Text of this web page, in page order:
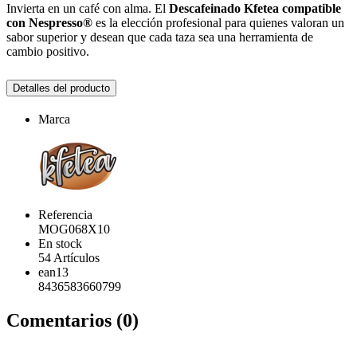
Invierta en un café con alma. El Descafeinado Kfetea compatible
con Nespresso® es la elección profesional para quienes valoran un
sabor superior y desean que cada taza sea una herramienta de
cambio positivo.
Detalles del producto
Marca
Referencia
MOG068X10
En stock
54 Artículos
ean13
8436583660799
Comentarios (0)